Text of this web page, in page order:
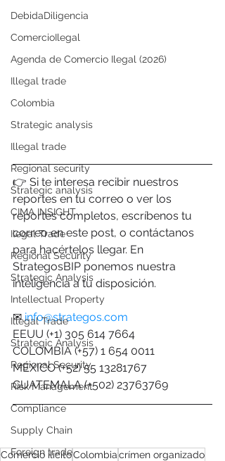
DebidaDiligencia
ComercioIlegal
Agenda de Comercio Ilegal (2026)
Illegal trade
Colombia
Strategic analysis
Illegal trade
Regional security
Strategic analysis
CIMA INSIGHT
Ilegal Trade
Regional Security
Strategic Analysis
Intellectual Property
Illegal Trade
Strategic Analysis
Regional Security
Risk Management
Compliance
Supply Chain
Foreign trade
👉 Si te interesa recibir nuestros
reportes en tu correo o ver los
reportes completos, escríbenos tu
correo en este post, o contáctanos
para hacértelos llegar. En
StrategosBIP ponemos nuestra
inteligencia a tu disposición.
✉ info@strategos.com
EEUU (+1) 305 614 7664
COLOMBIA (+57) 1 654 0011
MÉXICO (+52) 55 13281767
GUATEMALA (+502) 23763769
Comercio ilícitoColombiacrímen organizado